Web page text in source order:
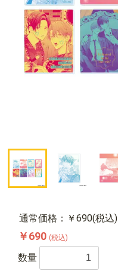
通常価格：￥690(税込)
￥690 (税込)
数量